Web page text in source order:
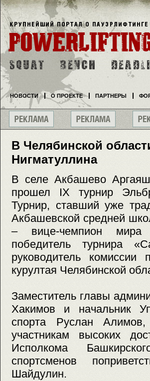
В Челябинской
Нигматуллина
В селе Акбашево
прошел IX турнир
Турнир, ставший уже
Акбашевской средней
– вице-чемпион мира
победитель турнира
руководитель комиссии
курултая Челябинской
Заместитель главы
Хакимов и начальник
спорта Руслан
участникам высоких
Исполкома
спортсменов
Шайдулин.
НОВОСТИ О ПРОЕКТЕ ПАРТНЕРЫ